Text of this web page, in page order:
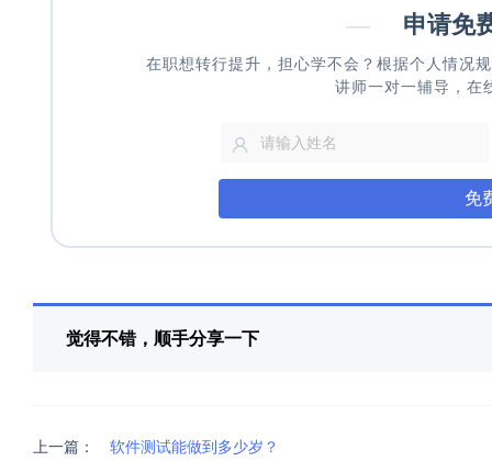
— 申请免
在职想转行提升，担心学不会？根据个人情况
讲师一对一辅导，在
免
觉得不错，顺手分享一下
上一篇： 软件测试能做到多少岁？